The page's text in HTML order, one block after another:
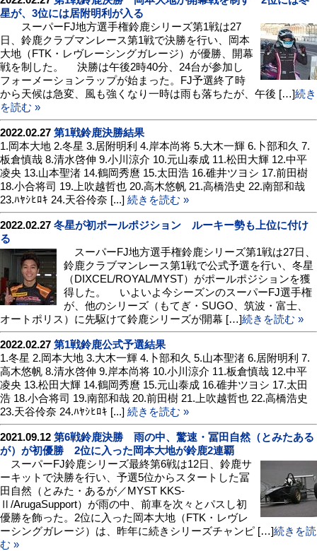
星が、3位には居附明利が入る
スーパーFJ地方選手権鈴鹿シリーズ第1戦は27
日、鈴鹿クラブマンレース第1戦で決勝を行い、岡本
大地（FTK・レヴレーシングガレージ）が優勝、開幕
戦を制した。 決勝は午後2時40分、24台が参加し
フォーメーションラップが始まった。FJ予選終了時
から天候は急変、風も強くなり一時は雨も落ちたが、午後 […]続き
を読む »
2022.02.27 第1戦鈴鹿決勝結果
1.岡本大地 2.冬星 3.居附明利 4.岸本尚将 5.大木一輝 6.卜部和久 7.
板倉慎哉 8.清水啓伸 9.小川涼介 10.元山泰成 11.松田大輝 12.中平
凌央 13.山本聖渚 14.鶴岡秀麿 15.太田浩 16.碓井ツヨシ 17.前田樹
18.小合将司 19.上吹越哲也 20.高木悠帆 21.高橋浩史 22.南部和哉
23.ﾊﾔｼﾋﾛｷ 24.天谷伶奈 [...] 続きを読む »
2022.02.27 冬星が初ポールポジション ルーキー勢も上位に付け
る
スーパーFJ地方選手権鈴鹿シリーズ第1戦は27日、
鈴鹿クラブマンレース第1戦で公式予選を行い、冬星
（DIXCEL/ROYAL/MYST）がポールポジションを獲
得した。 いよいよ今シーズンのスーパーFJ選手権
が、他のシリーズ（もてぎ・SUGO、筑波・富士、
オートポリス）に先駆けて鈴鹿シリーズが開幕 […]続きを読む »
2022.02.27 第1戦鈴鹿公式予選結果
1.冬星 2.岡本大地 3.大木一輝 4.卜部和久 5.山本聖渚 6.居附明利 7.
高木悠帆 8.清水啓伸 9.岸本尚将 10.小川涼介 11.板倉慎哉 12.中平
凌央 13.松田大輝 14.鶴岡秀麿 15.元山泰成 16.碓井ツヨシ 17.太田
浩 18.小合将司 19.南部和哉 20.前田樹 21.上吹越哲也 22.高橋浩史
23.天谷伶奈 24.ﾊﾔｼﾋﾛｷ [...] 続きを読む »
2021.09.12 第6戦鈴鹿決勝 雨の中、驚速・冨田自然（とみたある
が）が初優勝 2位に入った岡本大地が鈴鹿2連覇
スーパーFJ鈴鹿シリーズ最終第6戦は12日、鈴鹿サ
ーキットで決勝を行い、予選5位からスタートした冨
田自然（とみた・あるが／MYST KKS-
Ⅱ/ArugaSupport）が雨の中、前車を次々とパスし初
優勝を飾った。2位に入った岡本大地（FTK・レヴレ
ーシングガレージ）は、昨年に続きシリーズチャンピ […]続きを読
む »